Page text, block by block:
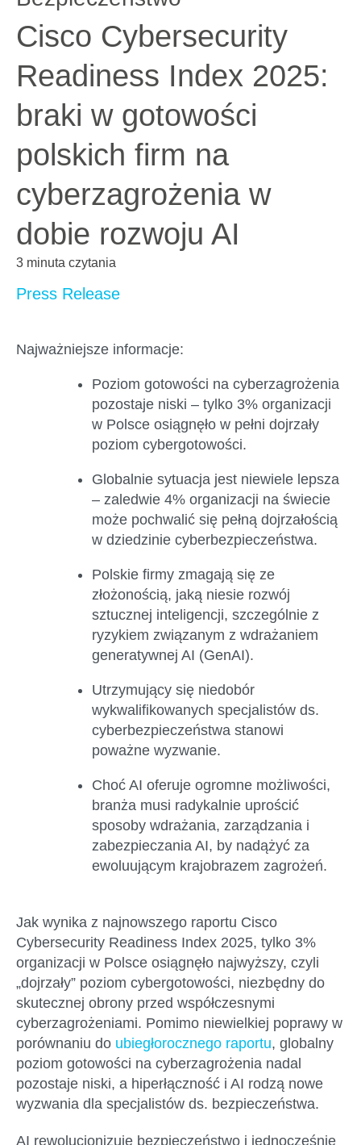
Cisco Cybersecurity
Readiness Index 2025:
braki w gotowości
polskich firm na
cyberzagrożenia w
dobie rozwoju AI
3 minuta czytania
Press Release
Najważniejsze informacje:
Poziom gotowości na cyberzagrożenia
pozostaje niski – tylko 3% organizacji
w Polsce osiągnęło w pełni dojrzały
poziom cybergotowości.
Globalnie sytuacja jest niewiele lepsza
– zaledwie 4% organizacji na świecie
może pochwalić się pełną dojrzałością
w dziedzinie cyberbezpieczeństwa.
Polskie firmy zmagają się ze
złożonością, jaką niesie rozwój
sztucznej inteligencji, szczególnie z
ryzykiem związanym z wdrażaniem
generatywnej AI (GenAI).
Utrzymujący się niedobór
wykwalifikowanych specjalistów ds.
cyberbezpieczeństwa stanowi
poważne wyzwanie.
Choć AI oferuje ogromne możliwości,
branża musi radykalnie uprościć
sposoby wdrażania, zarządzania i
zabezpieczania AI, by nadążyć za
ewoluującym krajobrazem zagrożeń.
Jak wynika z najnowszego raportu Cisco
Cybersecurity Readiness Index 2025, tylko 3%
organizacji w Polsce osiągnęło najwyższy, czyli
„dojrzały” poziom cybergotowości, niezbędny do
skutecznej obrony przed współczesnymi
cyberzagrożeniami. Pomimo niewielkiej poprawy w
porównaniu do ubiegłorocznego raportu, globalny
poziom gotowości na cyberzagrożenia nadal
pozostaje niski, a hiperłączność i AI rodzą nowe
wyzwania dla specjalistów ds. bezpieczeństwa.
AI rewolucjonizuje bezpieczeństwo i jednocześnie